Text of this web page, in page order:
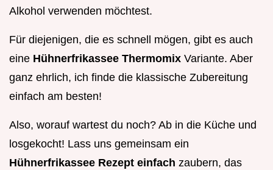
Alkohol verwenden möchtest.
Für diejenigen, die es schnell mögen, gibt es auch
eine Hühnerfrikassee Thermomix Variante. Aber
ganz ehrlich, ich finde die klassische Zubereitung
einfach am besten!
Also, worauf wartest du noch? Ab in die Küche und
losgekocht! Lass uns gemeinsam ein
Hühnerfrikassee Rezept einfach zaubern, das